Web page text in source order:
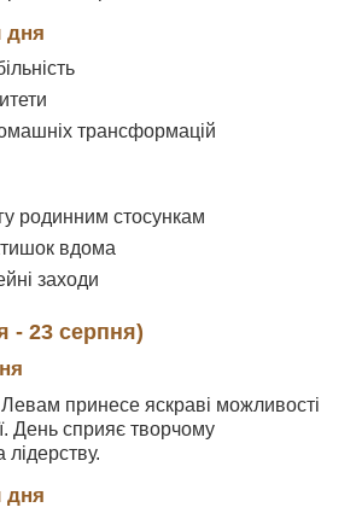
дня
трансформацій
родинним стосункам
вдома
заходи
- 23 серпня)
принесе яскраві можливості
День сприяє творчому
дня